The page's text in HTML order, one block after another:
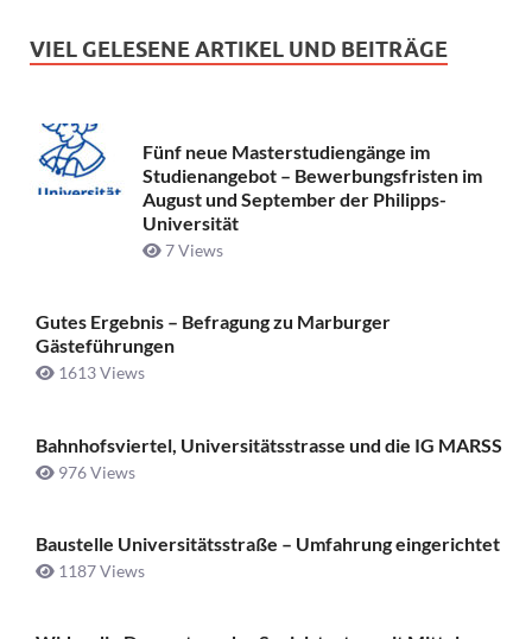
VIEL GELESENE ARTIKEL UND BEITRÄGE
Fünf neue Masterstudiengänge im
Studienangebot – Bewerbungsfristen im
August und September der Philipps-
Universität
7 Views
Gutes Ergebnis – Befragung zu Marburger
Gästeführungen
1613 Views
Bahnhofsviertel, Universitätsstrasse und die IG MARSS
976 Views
Baustelle Universitätsstraße ­– Umfahrung eingerichtet
1187 Views